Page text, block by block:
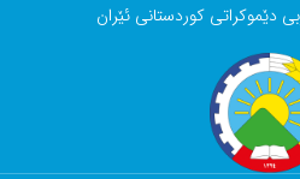
دێموکراتی کوردستانی ئێران